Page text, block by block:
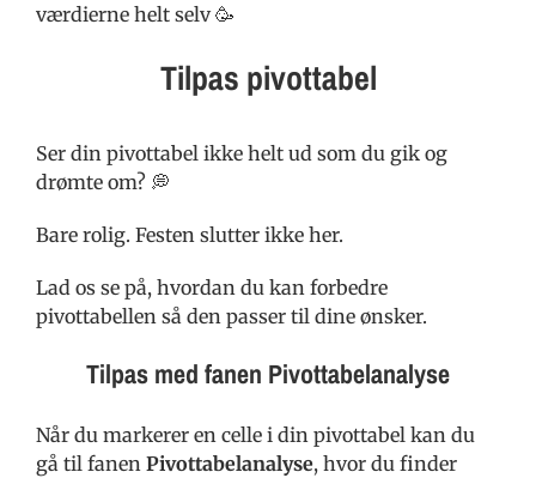
værdierne helt selv 🥳
Tilpas pivottabel
Ser din pivottabel ikke helt ud som du gik og
drømte om? 💭
Bare rolig. Festen slutter ikke her.
Lad os se på, hvordan du kan forbedre
pivottabellen så den passer til dine ønsker.
Tilpas med fanen Pivottabelanalyse
Når du markerer en celle i din pivottabel kan du
gå til fanen Pivottabelanalyse, hvor du finder